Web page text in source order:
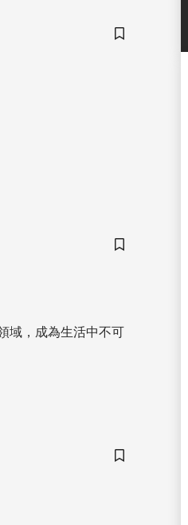
儲存書籤
儲存書籤
域，成為生活中不可
儲存書籤